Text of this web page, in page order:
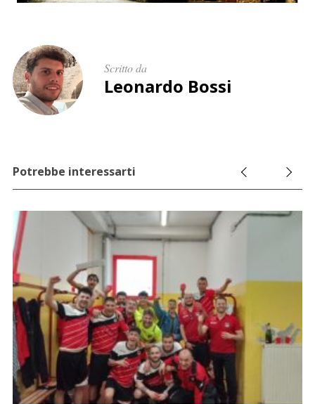
Scritto da
Leonardo Bossi
Potrebbe interessarti